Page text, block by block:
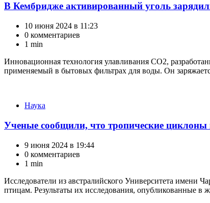
В Кембридже активированный уголь
10 июня 2024 в 11:23
0 комментариев
1 min
Инновационная технология улавливания CO2,
применяемый в бытовых фильтрах для воды. Он
Категории
Наука
Ученые сообщили, что тропические
9 июня 2024 в 19:44
0 комментариев
1 min
Исследователи из австралийского Университета имени
птицам. Результаты их исследования, опубликованные в